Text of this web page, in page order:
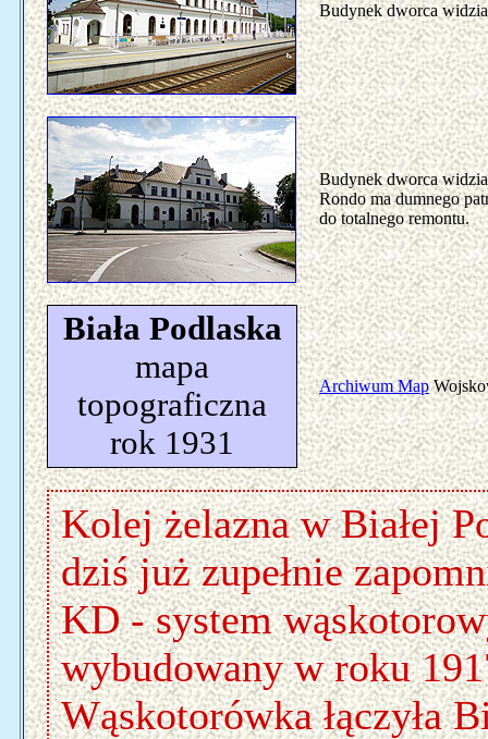
Budynek dworca
Budynek dworca
Rondo ma dumnego
do totalnego remontu.
Biała Podlaska
mapa
topograficzna
rok 1931
Archiwum Map
Kolej żelazna w Białej
dziś już zupełnie
KD - system
wybudowany w roku
Wąskotorówka łączyła